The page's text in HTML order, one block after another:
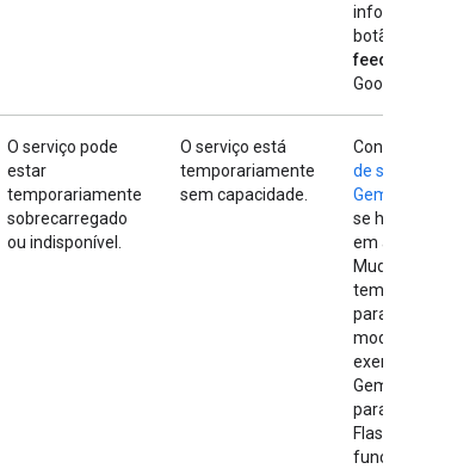
informe
botão
feedback
Google AI
O serviço pode
estar
temporariamente
sobrecarregado
ou indisponível.
O serviço está
temporariamente
sem capacidade.
Confira a
de status da
Gemini
se há
em
Mude
para outro
modelo (por
exemplo, do
Gemini 2.5 Pro
para o
Flash) e veja
funciona. Ou